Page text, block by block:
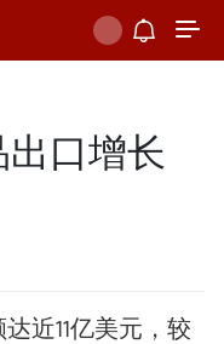
出口增长
近11亿美元，较